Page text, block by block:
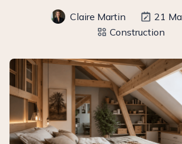
Claire Martin
21
Construction